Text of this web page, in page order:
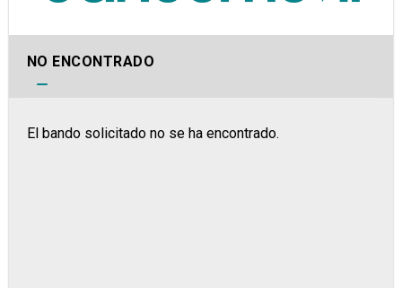
NO ENCONTRADO
El bando solicitado no se ha encontrado.